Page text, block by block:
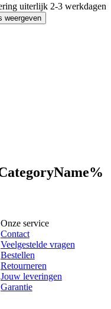
uiterlijk 2-3 werkdagen
weergeven
Onze service
Contact
Veelgestelde vragen
Bestellen
Retourneren
Jouw leveringen
Garantie